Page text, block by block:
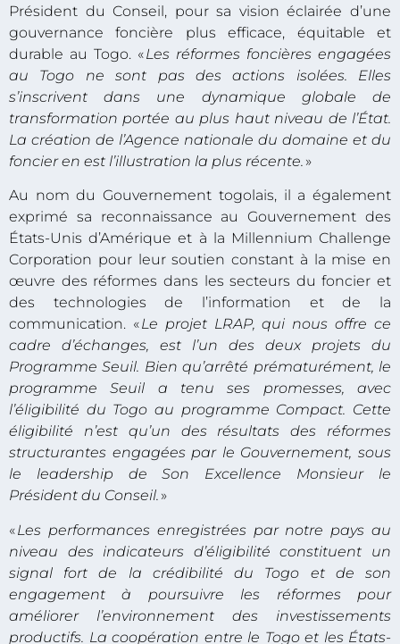
Président du Conseil, pour sa vision éclairée d’une
gouvernance foncière plus efficace, équitable et
durable au Togo. «Les réformes foncières engagées
au Togo ne sont pas des actions isolées. Elles
s’inscrivent dans une dynamique globale de
transformation portée au plus haut niveau de l’État.
La création de l’Agence nationale du domaine et du
foncier en est l’illustration la plus récente. »
Au nom du Gouvernement togolais, il a également
exprimé sa reconnaissance au Gouvernement des
États-Unis d’Amérique et à la Millennium Challenge
Corporation pour leur soutien constant à la mise en
œuvre des réformes dans les secteurs du foncier et
des technologies de l’information et de la
communication. «Le projet LRAP, qui nous offre ce
cadre d’échanges, est l’un des deux projets du
Programme Seuil. Bien qu’arrêté prématurément, le
programme Seuil a tenu ses promesses, avec
l’éligibilité du Togo au programme Compact. Cette
éligibilité n’est qu’un des résultats des réformes
structurantes engagées par le Gouvernement, sous
le leadership de Son Excellence Monsieur le
Président du Conseil. »
«Les performances enregistrées par notre pays au
niveau des indicateurs d’éligibilité constituent un
signal fort de la crédibilité du Togo et de son
engagement à poursuivre les réformes pour
améliorer l’environnement des investissements
productifs. La coopération entre le Togo et les États-